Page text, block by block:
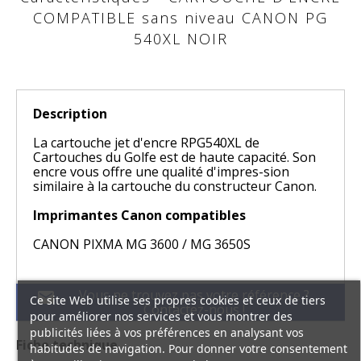
COMPATIBLE sans niveau CANON PG
540XL NOIR
Description
La cartouche jet d'encre RPG540XL de
Cartouches du Golfe est de haute capacité. Son
encre vous offre une qualité d'impres-sion
similaire à la cartouche du constructeur Canon.
Imprimantes Canon compatibles
CANON PIXMA MG 3600 / MG 3650S
mail
Vous ne trouvez pas votre référence ?
Contactez-nous !
Fiche technique
Ce site Web utilise ses propres cookies et ceux de tiers
pour améliorer nos services et vous montrer des
publicités liées à vos préférences en analysant vos
habitudes de navigation. Pour donner votre consentement